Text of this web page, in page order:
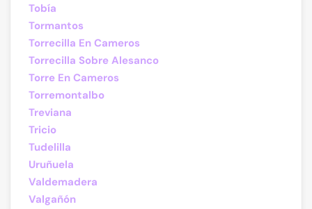
Tobía
Tormantos
Torrecilla En Cameros
Torrecilla Sobre Alesanco
Torre En Cameros
Torremontalbo
Treviana
Tricio
Tudelilla
Uruñuela
Valdemadera
Valgañón